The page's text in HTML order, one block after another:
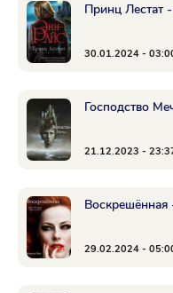
Принц Лестат
30.01.2024 -
Господство
21.12.2023 -
29.02.2024 -